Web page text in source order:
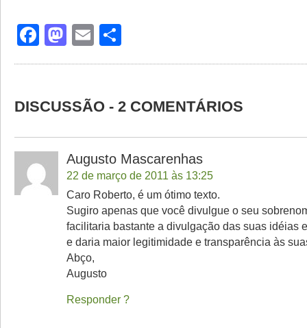
Facebook
Mastodon
Email
DISCUSSÃO - 2 COMENTÁRIOS
Augusto Mascarenhas
22 de março de 2011 às 13:25
Caro Roberto, é um ótimo texto.
Sugiro apenas que você divulgue o seu
facilitaria bastante a divulgação das suas idéias
e daria maior legitimidade e transparência às
Abço,
Augusto
Responder